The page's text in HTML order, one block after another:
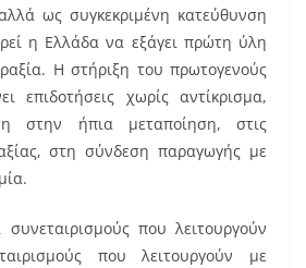
ως συγκεκριμένη κατεύθυνση
η Ελλάδα να εξάγει πρώτη ύλη
Η στήριξη του πρωτογενούς
επιδοτήσεις χωρίς αντίκρισμα,
στην ήπια μεταποίηση, στις
στη σύνδεση παραγωγής με
που λειτουργούν
που λειτουργούν με